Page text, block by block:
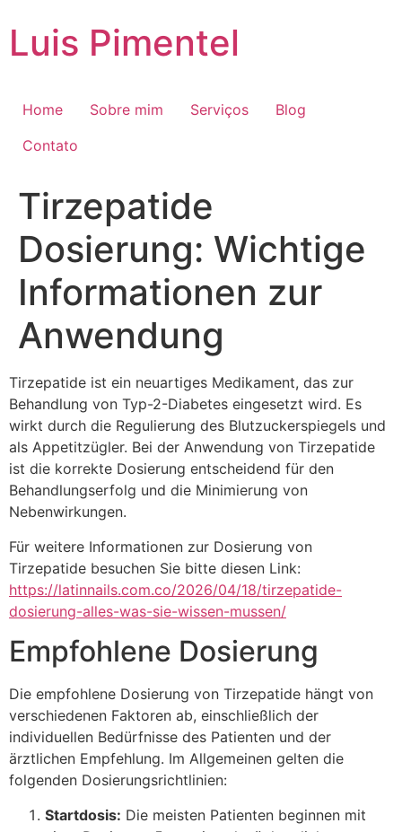
paraLuis Pimentel
Home Sobre mim Serviços
Blog
Contato
Tirzepatide
Dosierung: Wichtige
Informationen zur
Anwendung
Tirzepatide ist ein neuartiges Medikament, das zur
Behandlung von Typ-2-Diabetes eingesetzt wird. Es
wirkt durch die Regulierung des Blutzuckerspiegels und
als Appetitzügler. Bei der Anwendung von Tirzepatide
ist die korrekte Dosierung entscheidend für den
Behandlungserfolg und die Minimierung von
Nebenwirkungen.
Für weitere Informationen zur Dosierung von
Tirzepatide besuchen Sie bitte diesen Link:
https://latinnails.com.co/2026/04/18/tirzepatide-
dosierung-alles-was-sie-wissen-mussen/
Empfohlene Dosierung
Die empfohlene Dosierung von Tirzepatide hängt von
verschiedenen Faktoren ab, einschließlich der
individuellen Bedürfnisse des Patienten und der
ärztlichen Empfehlung. Im Allgemeinen gelten die
folgenden Dosierungsrichtlinien:
Startdosis: Die meisten Patienten beginnen mit